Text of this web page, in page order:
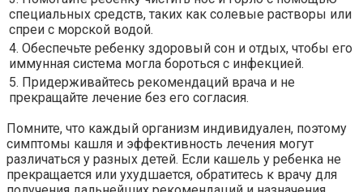
специальных средств, таких как солевые растворы или
спреи с морской водой.
4. Обеспечьте ребенку здоровый сон и отдых, чтобы его
иммунная система могла бороться с инфекцией.
5. Придерживайтесь рекомендаций врача и не
прекращайте лечение без его согласия.
Помните, что каждый организм индивидуален, поэтому
симптомы кашля и эффективность лечения могут
различаться у разных детей. Если кашель у ребенка не
прекращается или ухудшается, обратитесь к врачу для